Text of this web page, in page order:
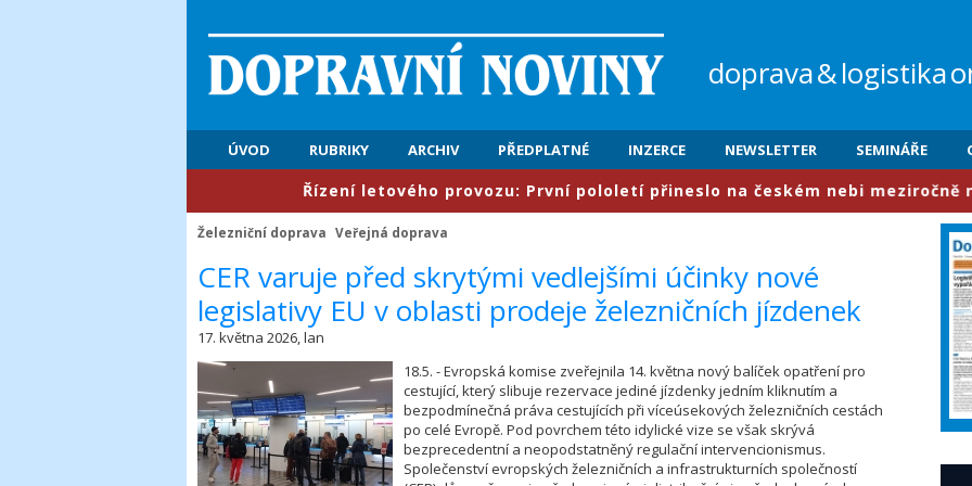
doprava&logistika
ÚVOD RUBRIKY ARCHIV PŘEDPLATNÉ INZERCE NEWSLETTER SEMINÁŘE
​Řízení letového provozu: První pololetí přineslo na českém nebi meziročně nárůst
Železniční doprava Veřejná doprava
​CER varuje před skrytými vedlejšími účinky nové
legislativy EU v oblasti prodeje železničních jízdenek
17. května 2026, lan
18.5. - Evropská komise zveřejnila 14. května nový balíček opatření pro
cestující, který slibuje rezervace jediné jízdenky jedním kliknutím a
bezpodmínečná práva cestujících při víceúsekových železničních cestách
po celé Evropě. Pod povrchem této idylické vize se však skrývá
bezprecedentní a neopodstatněný regulační intervencionismus.
Společenství evropských železničních a infrastrukturních společností